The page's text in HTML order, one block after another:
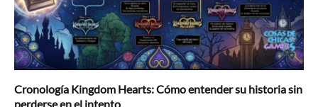
Cronología Kingdom Hearts: Cómo entender su historia sin
perderse en el intento